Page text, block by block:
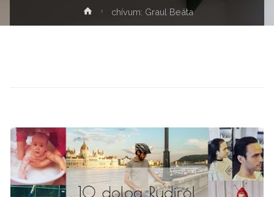
elenítése
chívum: Graul Beáta